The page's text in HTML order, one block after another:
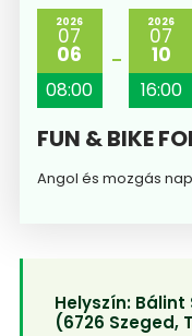
2026
07
06
08:00
2026
07
10
16:00
FUN & BIKE
Angol és mozgás
Helyszín: Bálint
(6726 Szeged,